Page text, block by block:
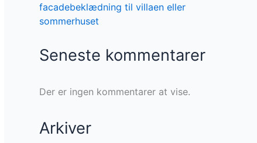
facadebeklædning til villaen eller
sommerhuset
Seneste kommentarer
Der er ingen kommentarer at vise.
Arkiver